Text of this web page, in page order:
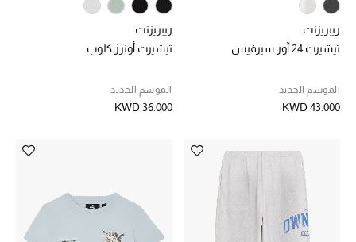
ريبريزنت
تيشيرت 24 آور سيرفيس
الموسم الجديد
KWD 43.000
ريبريزنت
تيشيرت أونرز كلوب
الموسم الجديد
KWD 36.000